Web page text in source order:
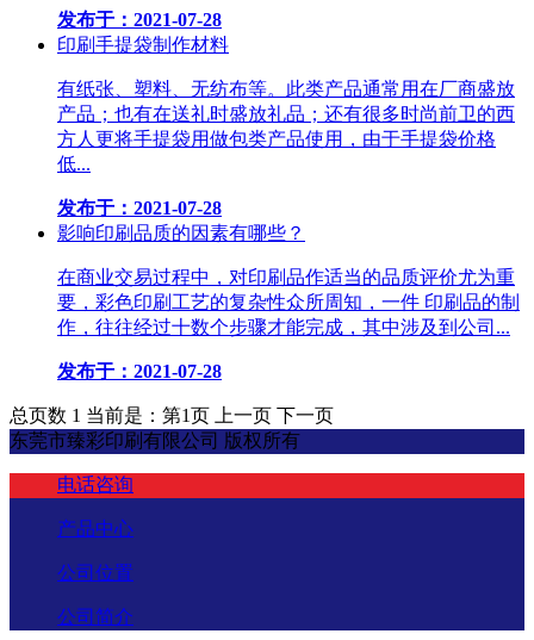
发布于：2021-07-28
印刷手提袋制作材料
有纸张、塑料、无纺布等。此类产品通常用在厂商盛放
产品；也有在送礼时盛放礼品；还有很多时尚前卫的西
方人更将手提袋用做包类产品使用，由于手提袋价格
低...
发布于：2021-07-28
影响印刷品质的因素有哪些？
在商业交易过程中，对印刷品作适当的品质评价尤为重
要，彩色印刷工艺的复杂性众所周知，一件 印刷品的制
作，往往经过十数个步骤才能完成，其中涉及到公司...
发布于：2021-07-28
总页数 1 当前是：第1页 上一页 下一页
东莞市臻彩印刷有限公司 版权所有
电话咨询
产品中心
公司位置
公司简介